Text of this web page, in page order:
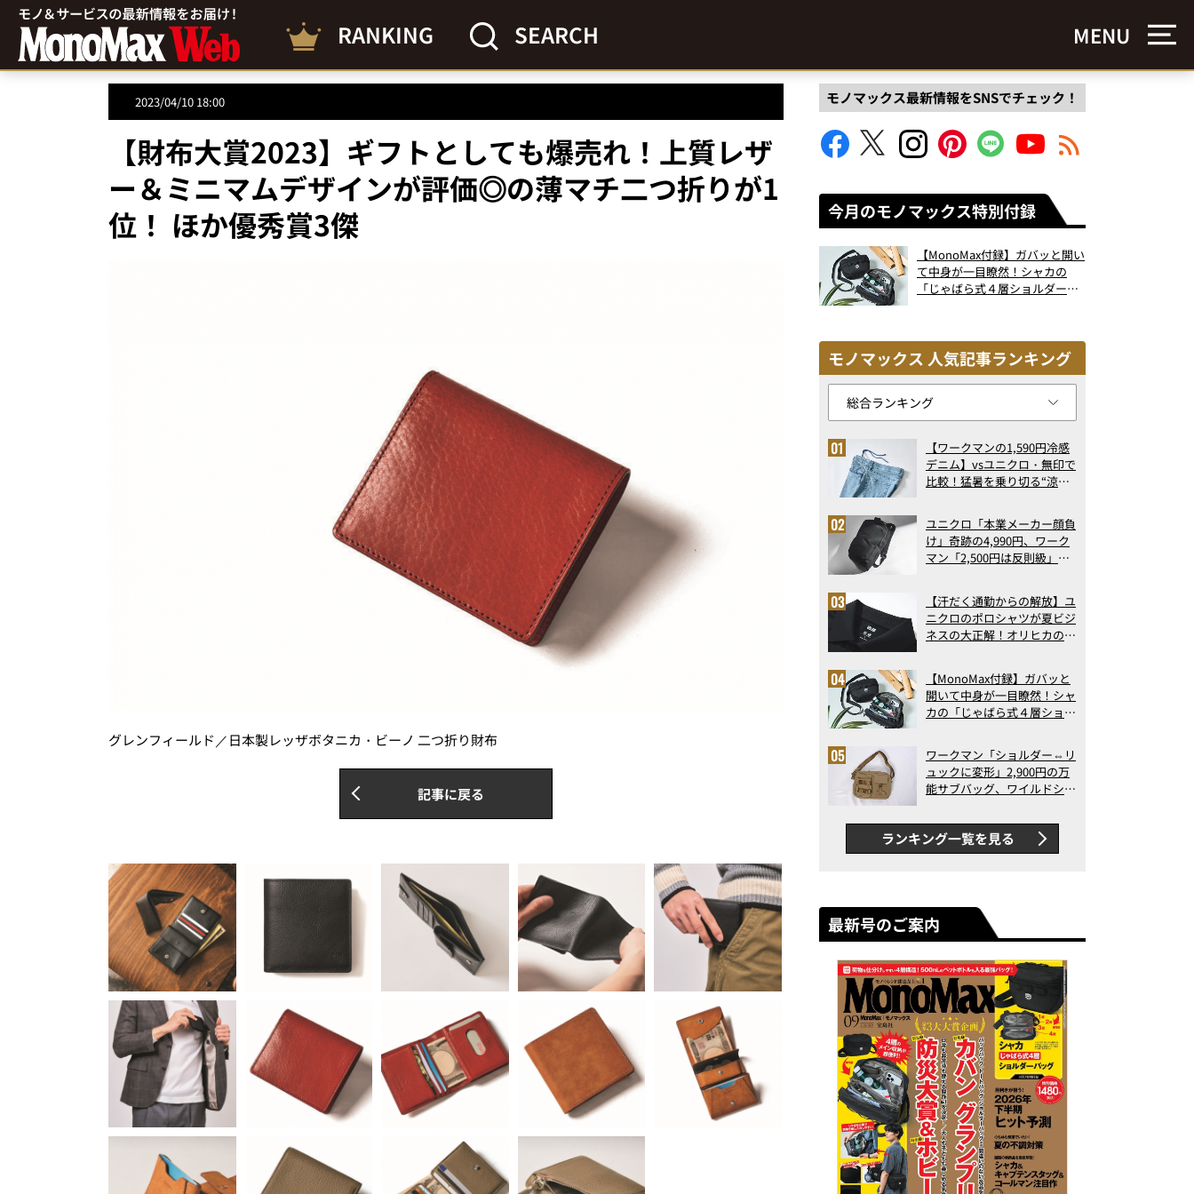
RANKING SEARCH MENU
2023/04/10 18:00
【財布大賞2023】ギフトとしても爆売れ！上質レザ
ー＆ミニマムデザインが評価◎の薄マチ二つ折りが1
位！ ほか優秀賞3傑
グレンフィールド／日本製レッザボタニカ・ビーノ 二つ折り財布
記事に戻る
モノマックス最新情報をSNSでチェック！
今月のモノマックス特別付録
【MonoMax付録】ガバッと開い
て中身が一目瞭然！シャカの
「じゃばら式４層ショルダーバ
モノマックス 人気記事ランキング
【ワークマンの1,590円冷感
デニム】vsユニクロ・無印で
比較！猛暑を乗り切る“涼感
で決定版
ユニクロ「本業メーカー顔負
け」奇跡の4,990円、ワーク
マン「2,500円は反則級」凄
ト3】（2026年6月版）
【汗だく通勤からの解放】ユ
ニクロのポロシャツが夏ビジ
ネスの大正解！オリヒカの透
アの実力
【MonoMax付録】ガバッと
開いて中身が一目瞭然！シャ
カの「じゃばら式４層ショル
った！
ワークマン「ショルダー⇔リ
ュックに変形」2,900円の万
能サブバッグ、ワイルドシン
録…ほか【休日バッグの人気
記事ランキングベスト3】
（2026年6月版）
ランキング一覧を見る
最新号のご案内